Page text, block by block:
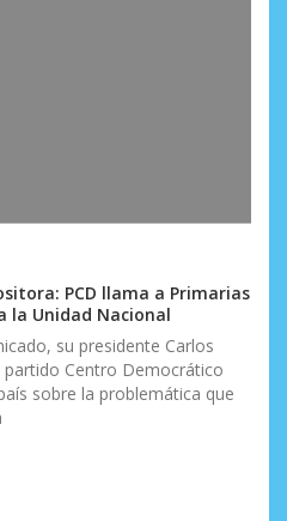
PCD llama a Primarias
la Unidad Nacional
su presidente Carlos
Centro Democrático
sobre la problemática que